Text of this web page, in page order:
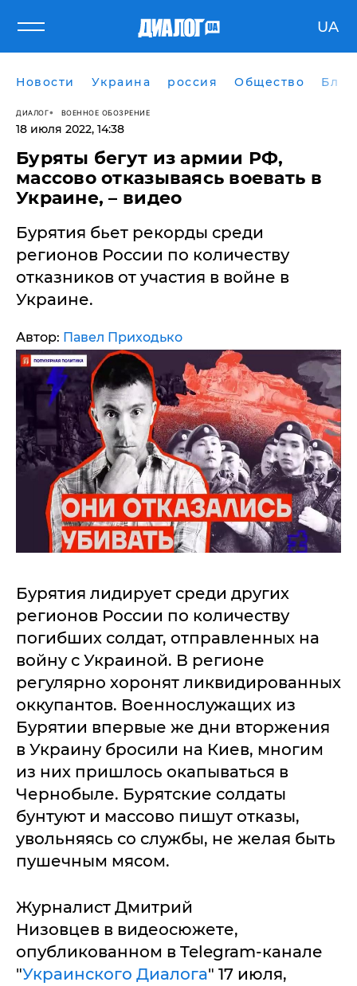
UA
Новости Украина россия Общество
ДИАЛОГ ВОЕННОЕ ОБОЗРЕНИЕ
18 июля 2022, 14:38
Буряты бегут из армии РФ,
массово отказываясь воевать в
Украине, – видео
Бурятия бьет рекорды среди
регионов России по количеству
отказников от участия в войне в
Украине.
Автор: Павел Приходько
Бурятия лидирует среди других
регионов России по количеству
погибших солдат, отправленных на
войну с Украиной. В регионе
регулярно хоронят ликвидированных
оккупантов. Военнослужащих из
Бурятии впервые же дни вторжения
в Украину бросили на Киев, многим
из них пришлось окапываться в
Чернобыле. Бурятские солдаты
бунтуют и массово пишут отказы,
увольняясь со службы, не желая быть
пушечным мясом.
Журналист Дмитрий
Низовцев в видеосюжете,
опубликованном в Telegram-канале
"Украинского Диалога" 17 июля,